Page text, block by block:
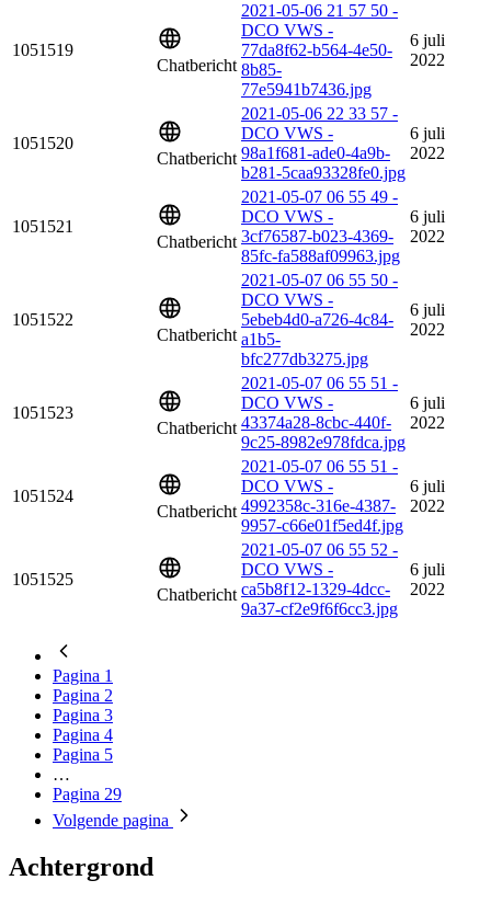
1051519
Chatbericht
2021-05-06 21 57 50 -
DCO VWS -
77da8f62-b564-4e50-
8b85-
77e5941b7436.jpg
6 juli
2022
1051520
Chatbericht
2021-05-06 22 33 57 -
DCO VWS -
98a1f681-ade0-4a9b-
b281-5caa93328fe0.jpg
6 juli
2022
1051521
Chatbericht
2021-05-07 06 55 49 -
DCO VWS -
3cf76587-b023-4369-
85fc-fa588af09963.jpg
6 juli
2022
1051522
Chatbericht
2021-05-07 06 55 50 -
DCO VWS -
5ebeb4d0-a726-4c84-
a1b5-
bfc277db3275.jpg
6 juli
2022
1051523
Chatbericht
2021-05-07 06 55 51 -
DCO VWS -
43374a28-8cbc-440f-
9c25-8982e978fdca.jpg
6 juli
2022
1051524
Chatbericht
2021-05-07 06 55 51 -
DCO VWS -
4992358c-316e-4387-
9957-c66e01f5ed4f.jpg
6 juli
2022
1051525
Chatbericht
2021-05-07 06 55 52 -
DCO VWS -
ca5b8f12-1329-4dcc-
9a37-cf2e9f6f6cc3.jpg
6 juli
2022
Pagina 1
Pagina 2
Pagina 3
Pagina 4
Pagina 5
…
Pagina 29
Volgende pagina
Achtergrond